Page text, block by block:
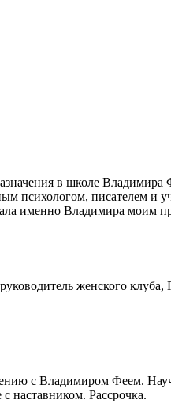
в школе
психологом, писателем
именно Владимира моим
женского клуба,
с Владимиром Феем.
наставником. Рассрочка.